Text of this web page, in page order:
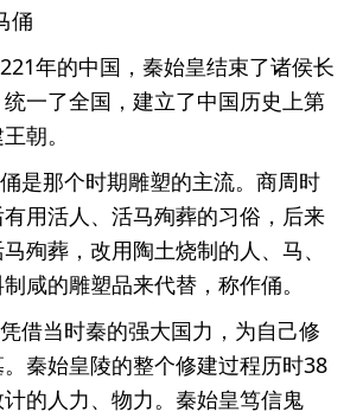
年的中国，秦始皇结束了诸侯长
一了全国，建立了中国历史上第
朝。
那个时期雕塑的主流。商周时
用活人、活马殉葬的习俗，后来
殉葬，改用陶土烧制的人、马、
咸的雕塑品来代替，称作俑。
当时秦的强大国力，为自己修
秦始皇陵的整个修建过程历时38
的人力、物力。秦始皇笃信鬼